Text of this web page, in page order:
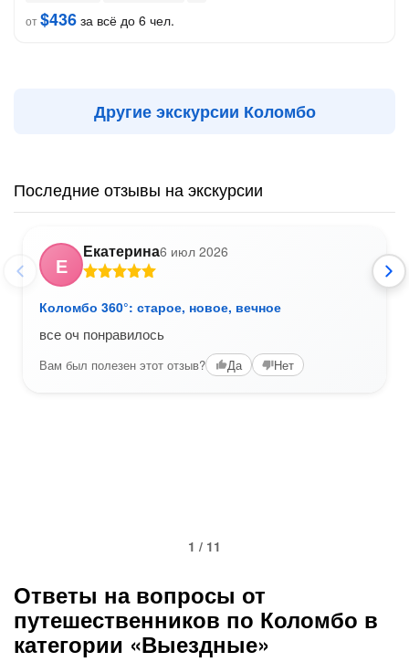
от$436 за всё до 6 чел.
Другие экскурсии Коломбо
Последние отзывы на экскурсии
Е
Екатерина6 июл 2026
Коломбо 360°: старое, новое, вечное
все оч понравилось
Вам был полезен этот отзыв? Да Нет
1 / 11
Ответы на вопросы от
путешественников по Коломбо в
категории «Выездные»